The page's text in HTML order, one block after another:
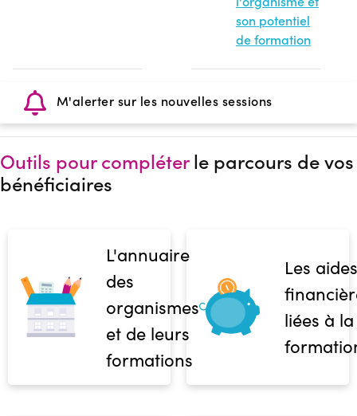
son potentiel
de formation
M'alerter sur les nouvelles sessions
Outils pour compléterle parcours de vos
bénéficiaires
L'annuaire
des
organismes
et de leurs
formations
Les aides
liées à la